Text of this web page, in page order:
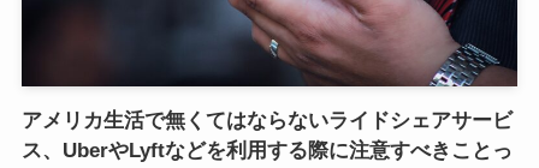
アメリカ生活で無くてはならないライドシェアサービ
ス、UberやLyftなどを利用する際に注意すべきことっ